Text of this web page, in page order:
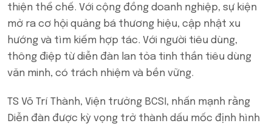
thiện thể chế. Với cộng đồng doanh nghiệp, sự kiện
mở ra cơ hội quảng bá thương hiệu, cập nhật xu
hướng và tìm kiếm hợp tác. Với người tiêu dùng,
thông điệp từ diễn đàn lan tỏa tinh thần tiêu dùng
văn minh, có trách nhiệm và bền vững.
TS Võ Trí Thành, Viện trưởng BCSI, nhấn mạnh rằng
Diễn đàn được kỳ vọng trở thành dấu mốc định hình